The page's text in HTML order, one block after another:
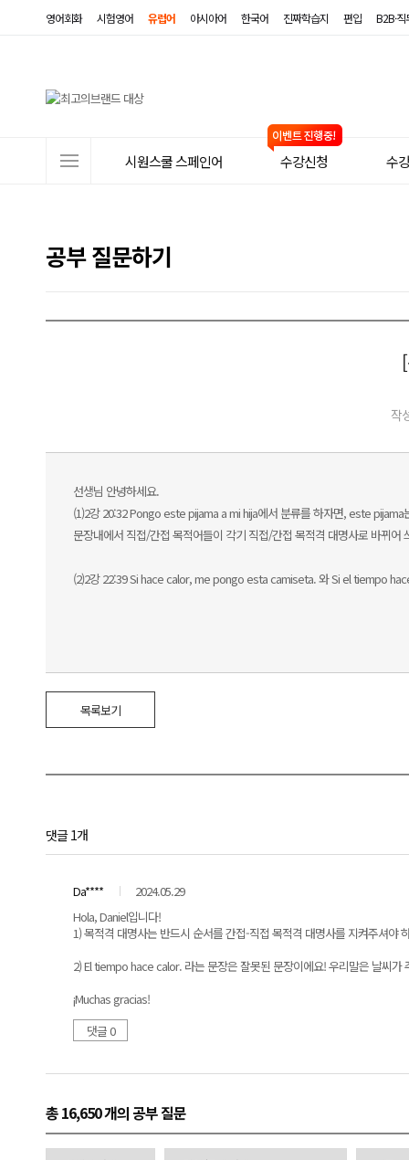
영어회화 시험영어 유럽어 아시아어 한국어 진짜학습지 편입 B2B·
뉴
시원스쿨 스페인어 수강신청 수
공부 질문하기
작
선생님 안녕하세요.
(1)2강 20:32 Pongo este pijama a mi hija에서 분류를 하자면, este
문장내에서 직접/간접 목적어들이 각기 직접/간접 목적격 대명사로 바뀌어
(2)2강 22:39 Si hace calor, me pongo esta camiseta. 와 Si el tiempo
목록보기
댓글 1개
Da****
2024.05.29
Hola, Daniel입니다!
1) 목적격 대명사는 반드시 순서를 간접-직접 목적격 대명사를 지켜주셔야
2) El tiempo hace calor. 라는 문장은 잘못된 문장이에요! 우리말은 날씨
¡Muchas gracias!
댓글 0
총 16,650 개의 공부 질문